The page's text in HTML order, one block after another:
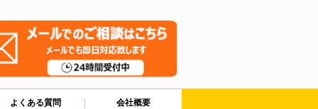
よくある質問 会社概要